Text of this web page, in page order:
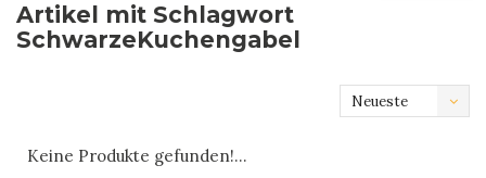
Artikel mit Schlagwort
SchwarzeKuchengabel
Neueste
Keine Produkte gefunden!...